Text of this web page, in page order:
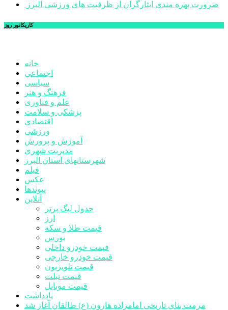
ضرورت بهره مندی ایثارگران از ظرفیت های ورزشی البرز
کاریکاتور روز
خانه
اجتماعی
سیاسی
فرهنگ و هنر
علم و فناوری
پزشکی و سلامت
اقتصادی
ورزشی
آموزش و پرورش
مدیریت شهری
شهرستانهای استان البرز
فیلم
عکس
پیوندها
آنلاین
جدول لیگ برتر
ارز
قیمت طلا و سکه
بورس
قیمت خودرو داخلی
قیمت خودرو خارجی
قیمت تلویزیون
قیمت تبلت
قیمت موبایل
یادداشت
مرمت بنای تاریخی امامزاده هارون (ع) طالقان آغاز شد